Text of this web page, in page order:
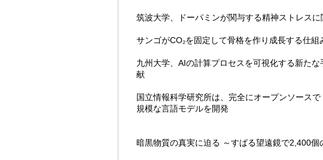
筑波大学、ドーパミンが関与する精神ストレス
サンゴがCO₂を固定して骨格を作り成長する仕組
九州大学、AIの計算プロセスを可視化する新た
献
国立情報科学研究所は、完全にオープンソース
規模な言語モデルを開発
暗黒物質の真実に迫る ～すばる望遠鏡で2,400個